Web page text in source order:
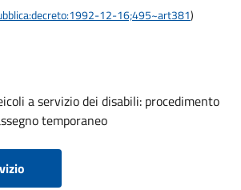
12-16;495~art381)
a servizio dei disabili: procedimento
temporaneo